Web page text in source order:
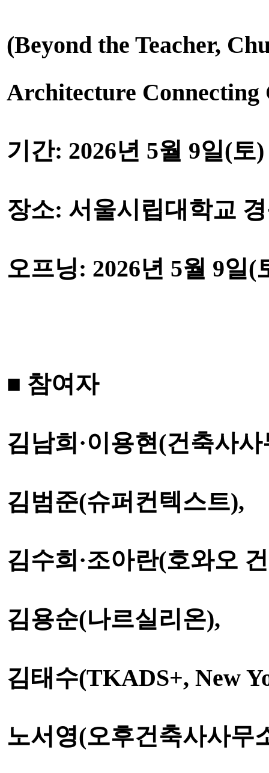
(Beyond the Teacher,
Architecture Connecting
기간: 2026년 5월 9일(토
장소: 서울시립대학교
오프닝: 2026년 5월 9일 (
■ 참여자
김남희 ·이용현(건축사
김범준(슈퍼컨텍스트),
김수희 ·조아란(호와오
김용순(나르실리온),
김태수(TKADS+, New
노서영(오후건축사사무